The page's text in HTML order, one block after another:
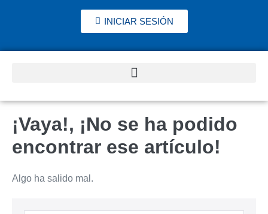
INICIAR SESIÓN
¡Vaya!, ¡No se ha podido
encontrar ese artículo!
Algo ha salido mal.